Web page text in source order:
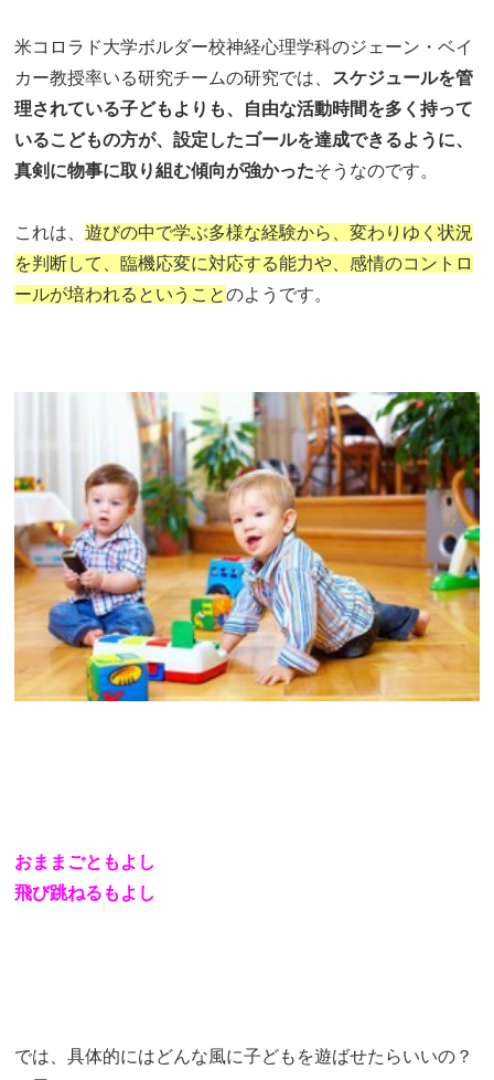
米コロラド大学ボルダー校神経心理学科のジェーン・ベイ
カー教授率いる研究チームの研究では、 スケジュールを管
理されている子どもよりも、自由な活動時間を多く持って
いるこどもの方が、設定したゴールを達成できるように、
真剣に物事に取り組む傾向が強かったそうなのです。
これは、遊びの中で学ぶ多様な経験から、変わりゆく状況
を判断して、臨機応変に対応する能力や、感情のコントロ
ールが培われるということのようです。
おままごともよし
飛び跳ねるもよし
では、具体的にはどんな風に子どもを遊ばせたらいいの？